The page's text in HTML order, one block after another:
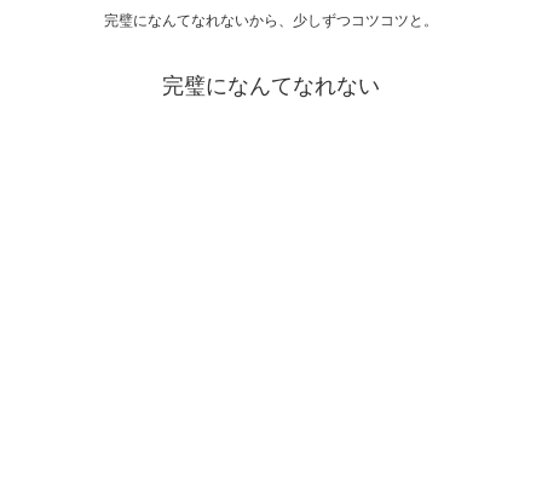
完璧になんてなれないから、少しずつコツコツと。
完璧になんてなれない